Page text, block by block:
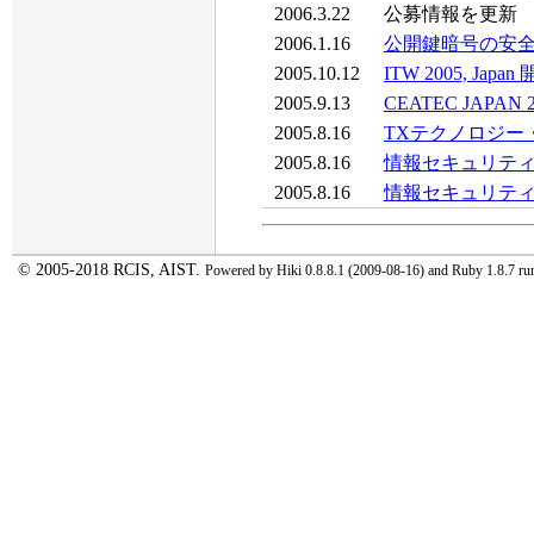
2006.3.22
公募情報を更新
2006.1.16
公開鍵暗号の安
2005.10.12
ITW 2005, Japan
2005.9.13
CEATEC JAPAN
2005.8.16
TXテクノロジー
2005.8.16
情報セキュリテ
2005.8.16
情報セキュリテ
© 2005-2018 RCIS, AIST. Powered by Hiki 0.8.8.1 (2009-08-16) and Ruby 1.8.7